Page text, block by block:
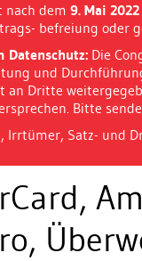
nach dem 9. Mai 2022
befreiung oder
Datenschutz: Die
und
an Dritte
Bitte
Irrtümer, Satz- und